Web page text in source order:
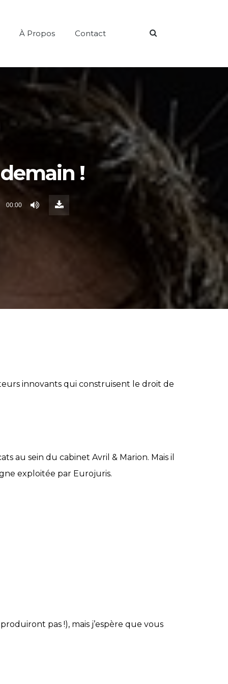
À Propos Contact
!
00:00
Download
()
innovants qui construisent le droit de
au sein du cabinet Avril & Marion. Mais il
exploitée par Eurojuris.
pas !), mais j’espère que vous